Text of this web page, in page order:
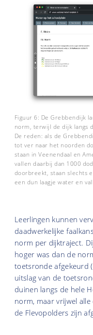
Figuur 6: De Grebbendijk
norm, terwijl de dijk langs
De reden: als de
tot ver naar het noorden
staan in Veenendaal en
vallen daarbij dan 1000
doorbreekt, staan slechts
een dun laagje water en
Leerlingen kunnen
daadwerkelijke
norm per dijktraject.
hoger was dan de
toetsronde afgekeurd
uitslag van de
duinen langs de hele
norm, maar vrijwel
de Flevopolders zijn